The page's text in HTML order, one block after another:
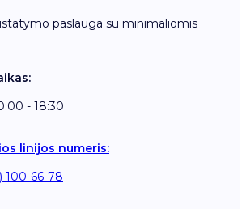
paslauga su minimaliomis
- 18:30
linijos numeris:
100-66-78